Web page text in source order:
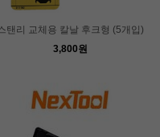
탠리 교체용 칼날 후크형 (5개입)
3,800원